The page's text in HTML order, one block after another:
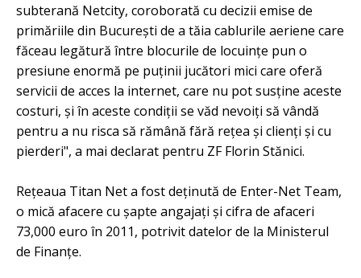
subterană Netcity, coroborată cu decizii emise de
primăriile din Bucureşti de a tăia cablurile aeriene care
făceau legătură între blocurile de locuinţe pun o
presiune enormă pe puţinii jucători mici care oferă
servicii de acces la internet, care nu pot susţine aceste
costuri, şi în aceste condiţii se văd nevoiţi să vândă
pentru a nu risca să rămână fără reţea şi clienţi şi cu
pierderi", a mai declarat pentru ZF Florin Stănici.
Rețeaua Titan Net a fost deținută de Enter-Net Team,
o mică afacere cu șapte angajați și cifra de afaceri
73,000 euro în 2011, potrivit datelor de la Ministerul
de Finanțe.